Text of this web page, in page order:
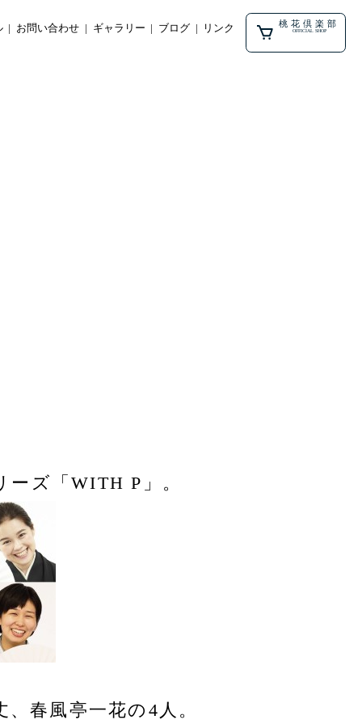
お問い合わせ ギャラリー ブログ リンク 桃花倶楽部
OFFICIAL SHOP
ズ「WITH P」。
春風亭一花の4人。